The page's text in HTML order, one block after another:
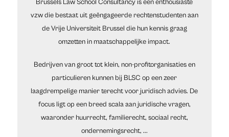
Brussels Law School Consultancy is een enthousiaste
vzw die bestaat uit geëngageerde rechtenstudenten aan
de Vrije Universiteit Brussel die hun kennis graag
omzetten in maatschappelijke impact.
Bedrijven van groot tot klein, non-profitorganisaties en
particulieren kunnen bij BLSC op een zeer
laagdrempelige manier terecht voor juridisch advies. De
focus ligt op een breed scala aan juridische vragen,
waaronder huurrecht, familierecht, sociaal recht,
ondernemingsrecht, ...